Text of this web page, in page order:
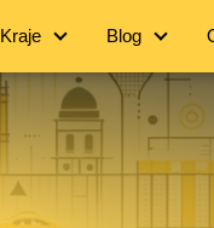
Kraje Blog